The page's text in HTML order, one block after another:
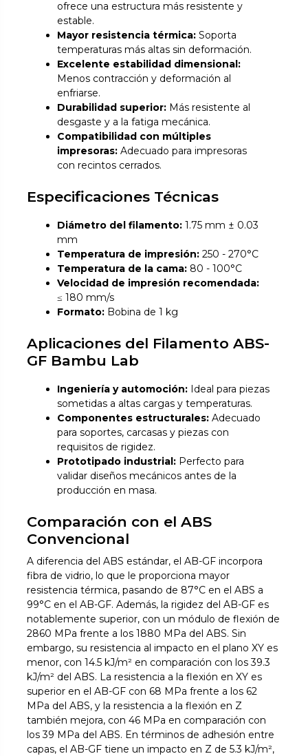
ofrece una estructura más resistente y
estable.
Mayor resistencia térmica: Soporta
temperaturas más altas sin deformación.
Excelente estabilidad dimensional:
Menos contracción y deformación al
enfriarse.
Durabilidad superior: Más resistente al
desgaste y a la fatiga mecánica.
Compatibilidad con múltiples
impresoras: Adecuado para impresoras
con recintos cerrados.
Especificaciones Técnicas
Diámetro del filamento: 1.75 mm ± 0.03
mm
Temperatura de impresión: 250 - 270°C
Temperatura de la cama: 80 - 100°C
Velocidad de impresión recomendada:
≤ 180 mm/s
Formato: Bobina de 1 kg
Aplicaciones del Filamento ABS-
GF Bambu Lab
Ingeniería y automoción: Ideal para piezas
sometidas a altas cargas y temperaturas.
Componentes estructurales: Adecuado
para soportes, carcasas y piezas con
requisitos de rigidez.
Prototipado industrial: Perfecto para
validar diseños mecánicos antes de la
producción en masa.
Comparación con el ABS
Convencional
A diferencia del ABS estándar, el AB-GF incorpora
fibra de vidrio, lo que le proporciona mayor
resistencia térmica, pasando de 87°C en el ABS a
99°C en el AB-GF. Además, la rigidez del AB-GF es
notablemente superior, con un módulo de flexión de
2860 MPa frente a los 1880 MPa del ABS. Sin
embargo, su resistencia al impacto en el plano XY es
menor, con 14.5 kJ/m² en comparación con los 39.3
kJ/m² del ABS. La resistencia a la flexión en XY es
superior en el AB-GF con 68 MPa frente a los 62
MPa del ABS, y la resistencia a la flexión en Z
también mejora, con 46 MPa en comparación con
los 39 MPa del ABS. En términos de adhesión entre
capas, el AB-GF tiene un impacto en Z de 5.3 kJ/m²,